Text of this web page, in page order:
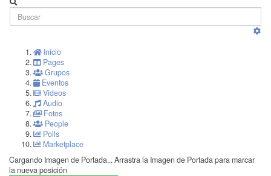
Inicio
Pages
Grupos
Eventos
Videos
Audio
Fotos
People
Polls
Marketplace
Cargando Imagen de Portada... Arrastra la Imagen de Portada para marcar
la nueva posición